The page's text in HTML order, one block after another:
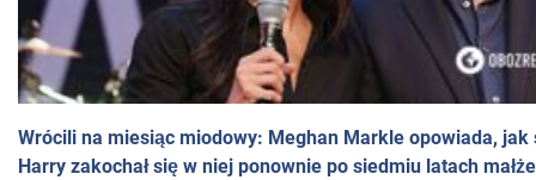
Wrócili na miesiąc miodowy: Meghan Markle opowiada, jak
Harry zakochał się w niej ponownie po siedmiu latach